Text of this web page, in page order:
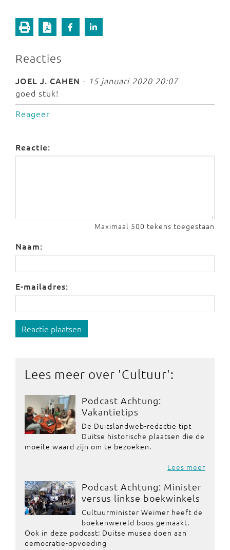
Reacties
JOEL J. CAHEN - 15 januari 2020 20:07
goed stuk!
Reageer
Reactie:
Maximaal 500 tekens toegestaan
Naam:
E-mailadres:
Reactie plaatsen
Lees meer over 'Cultuur':
Podcast Achtung:
Vakantietips
De Duitslandweb-redactie tipt
Duitse historische plaatsen die de
moeite waard zijn om te bezoeken.
Lees meer
Podcast Achtung: Minister
versus linkse boekwinkels
Cultuurminister Weimer heeft de
boekenwereld boos gemaakt.
Ook in deze podcast: Duitse musea doen aan
democratie-opvoeding